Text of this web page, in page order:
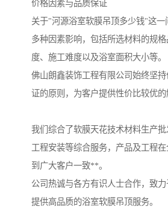
价格因素与品质保证
关于"河源浴室软膜吊顶多少钱"这一
多种因素影响，包括所选材料的规
度、施工难度以及浴室面积大小等。
佛山朗鑫装饰工程有限公司始终坚
证的原则，为客户提供性价比较优的
我们综合了软膜天花技术材料生产
工程安装等综合服务，产品及工程
到广大客户一致**。
公司热诚与各方有识人士合作，致
提供高品质的浴室软膜吊顶服务。